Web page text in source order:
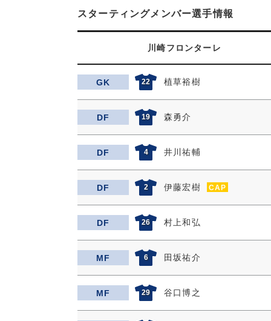
スターティングメンバー選手情報
川崎フロンターレ
GK 22 植草裕樹
DF 19 森勇介
DF 4 井川祐輔
DF 2 伊藤宏樹 CAP
DF 26 村上和弘
MF 6 田坂祐介
MF 29 谷口博之